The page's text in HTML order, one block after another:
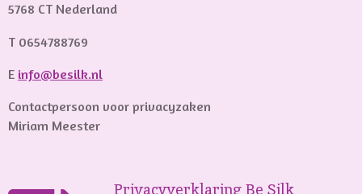
5768 CT Nederland
T 0654788769
E info@besilk.nl
Contactpersoon voor privacyzaken
Miriam Meester
Privacyverklaring Be Silk